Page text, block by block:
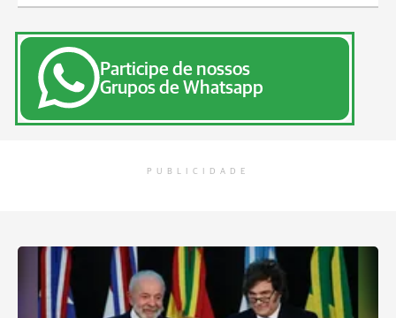
Participe de nossos
Grupos de Whatsapp
PUBLICIDADE